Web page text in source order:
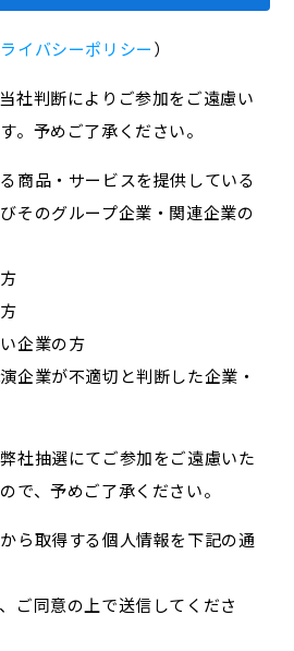
イバシーポリシー）
社判断によりご参加をご遠慮い
。予めご了承ください。
商品・サービスを提供している
そのグループ企業・関連企業の
企業の方
企業が不適切と判断した企業・
社抽選にてご参加をご遠慮いた
で、予めご了承ください。
ら取得する個人情報を下記の通
ご同意の上で送信してくださ